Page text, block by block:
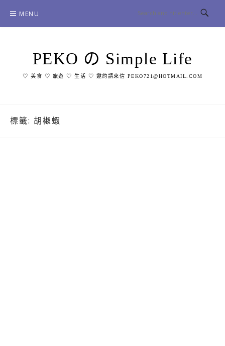
content
MENU
PEKO の Simple Life
♡ 美食 ♡ 旅遊 ♡ 生活 ♡ 邀約請來信 PEKO721@HOTMAIL.COM
標籤: 胡椒蝦